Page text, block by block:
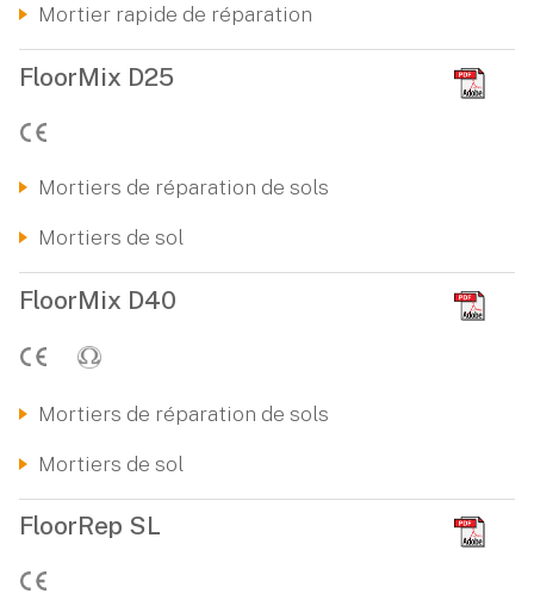
Mortier rapide de réparation
FloorMix D25
Mortiers de réparation de sols
Mortiers de sol
FloorMix D40
Mortiers de réparation de sols
Mortiers de sol
FloorRep SL